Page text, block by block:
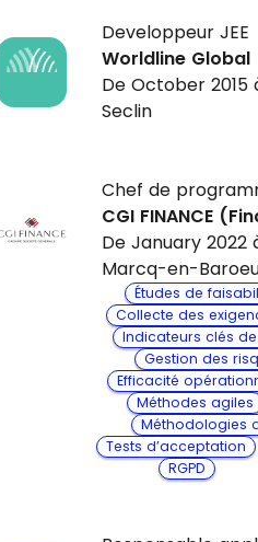
Developpeur JEE
Worldline Global
De October 2015
Seclin
Chef de
CGI FINANCE
De January 2022
Marcq-en-
Études de
Collecte des
Indicateurs clés
Gestion des
Efficacité
Méthodes agiles
Méthodologies
Tests d’acceptation
RGPD